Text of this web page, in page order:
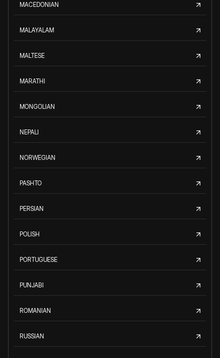
MACEDONIAN
MALAYALAM
MALTESE
MARATHI
MONGOLIAN
NEPALI
NORWEGIAN
PASHTO
PERSIAN
POLISH
PORTUGUESE
PUNJABI
ROMANIAN
RUSSIAN